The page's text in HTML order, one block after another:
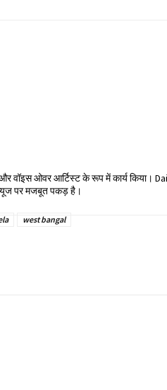
वॉइस ओवर आर्टिस्ट के रूप में कार्य किया।
पर मजबूत पकड़ है।
west bangal